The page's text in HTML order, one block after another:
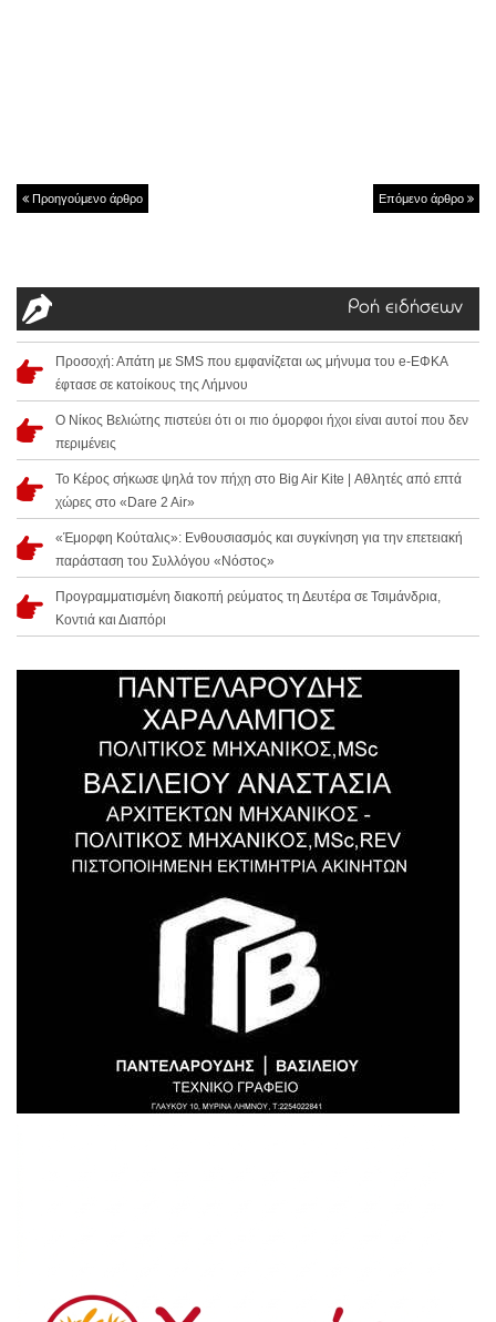
Προηγούμενο άρθρο Επόμενο άρθρο
Ροή ειδήσεων
Προσοχή: Απάτη με SMS που εμφανίζεται ως μήνυμα του e-ΕΦΚΑ
έφτασε σε κατοίκους της Λήμνου
Ο Νίκος Βελιώτης πιστεύει ότι οι πιο όμορφοι ήχοι είναι αυτοί που δεν
περιμένεις
Το Κέρος σήκωσε ψηλά τον πήχη στο Big Air Kite | Αθλητές από επτά
χώρες στο «Dare 2 Air»
«Έμορφη Κούταλις»: Ενθουσιασμός και συγκίνηση για την επετειακή
παράσταση του Συλλόγου «Νόστος»
Προγραμματισμένη διακοπή ρεύματος τη Δευτέρα σε Τσιμάνδρια,
Κοντιά και Διαπόρι